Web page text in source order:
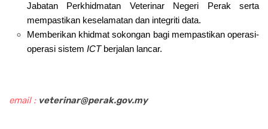
Jabatan Perkhidmatan Veterinar Negeri Perak serta
mempastikan keselamatan dan integriti data.
Memberikan khidmat sokongan bagi mempastikan operasi-
operasi sistem ICTberjalan lancar.
email : veterinar@perak.gov.my